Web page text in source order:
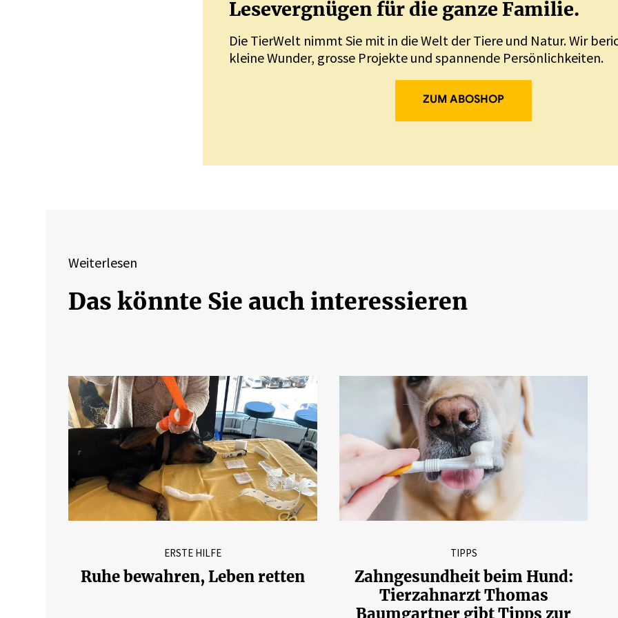
Lesevergnügen für die ganze Familie.
Die TierWelt nimmt Sie mit in die Welt der Tiere und Natur. Wir
kleine Wunder, grosse Projekte und spannende Persönlichkeiten.
ZUM ABOSHOP
Weiterlesen
Das könnte Sie auch interessieren
ERSTE HILFE
Ruhe bewahren, Leben retten
TIPPS
Zahngesundheit beim Hund:
Tierzahnarzt Thomas
Baumgartner gibt Tipps zur